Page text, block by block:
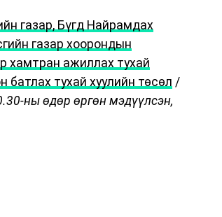
газар, Бүгд Найрамдах
газар хоорондын
хамтран ажиллах тухай
батлах тухай хуулийн төсөл /
ны өдөр өргөн мэдүүлсэн,